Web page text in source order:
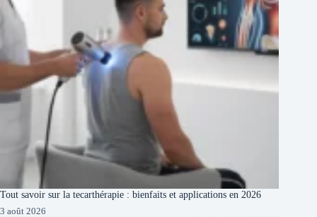
Tout savoir sur la tecarthérapie : bienfaits et applications en 2026
3 août 2026